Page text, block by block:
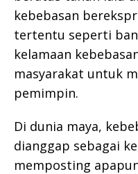
kebebasan
tertentu seperti
kelamaan
masyarakat untuk
pemimpin.
Di dunia maya,
dianggap sebagai
memposting